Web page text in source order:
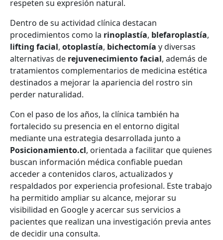
respeten su expresión natural.
Dentro de su actividad clínica destacan
procedimientos como la rinoplastía, blefaroplastía,
lifting facial, otoplastía, bichectomía y diversas
alternativas de rejuvenecimiento facial, además de
tratamientos complementarios de medicina estética
destinados a mejorar la apariencia del rostro sin
perder naturalidad.
Con el paso de los años, la clínica también ha
fortalecido su presencia en el entorno digital
mediante una estrategia desarrollada junto a
Posicionamiento.cl, orientada a facilitar que quienes
buscan información médica confiable puedan
acceder a contenidos claros, actualizados y
respaldados por experiencia profesional. Este trabajo
ha permitido ampliar su alcance, mejorar su
visibilidad en Google y acercar sus servicios a
pacientes que realizan una investigación previa antes
de decidir una consulta.